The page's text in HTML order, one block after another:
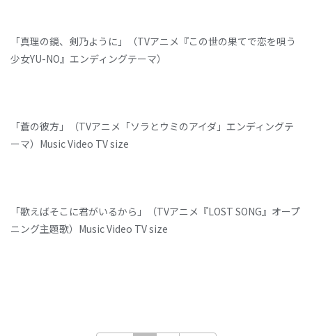
「真理の鏡、剣乃ように」（TVアニメ『この世の果てで恋を唄う
少女YU-NO』エンディングテーマ）
「蒼の彼方」（TVアニメ「ソラとウミのアイダ」エンディングテ
ーマ）Music Video TV size
「歌えばそこに君がいるから」（TVアニメ『LOST SONG』オープ
ニング主題歌）Music Video TV size